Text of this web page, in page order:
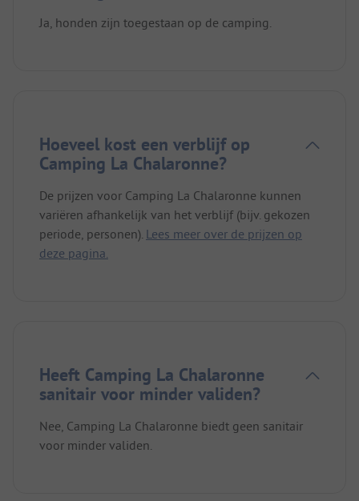
Ja, honden zijn toegestaan op de camping.
Hoeveel kost een verblijf op
Camping La Chalaronne?
De prijzen voor Camping La Chalaronne kunnen
variëren afhankelijk van het verblijf (bijv. gekozen
periode, personen). Lees meer over de prijzen op
deze pagina.
Heeft Camping La Chalaronne
sanitair voor minder validen?
Nee, Camping La Chalaronne biedt geen sanitair
voor minder validen.